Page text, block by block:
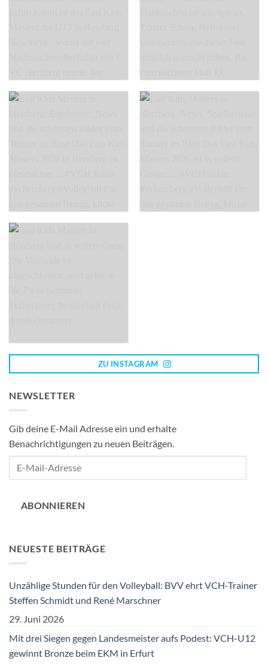
ZU INSTAGRAM
NEWSLETTER
Gib deine E-Mail Adresse ein und erhalte
Benachrichtigungen zu neuen Beiträgen.
ABONNIEREN
NEUESTE BEITRÄGE
Unzählige Stunden für den Volleyball: BVV ehrt VCH-Trainer
Steffen Schmidt und René Marschner
29. Juni 2026
Mit drei Siegen gegen Landesmeister aufs Podest: VCH-U12
gewinnt Bronze beim EKM in Erfurt